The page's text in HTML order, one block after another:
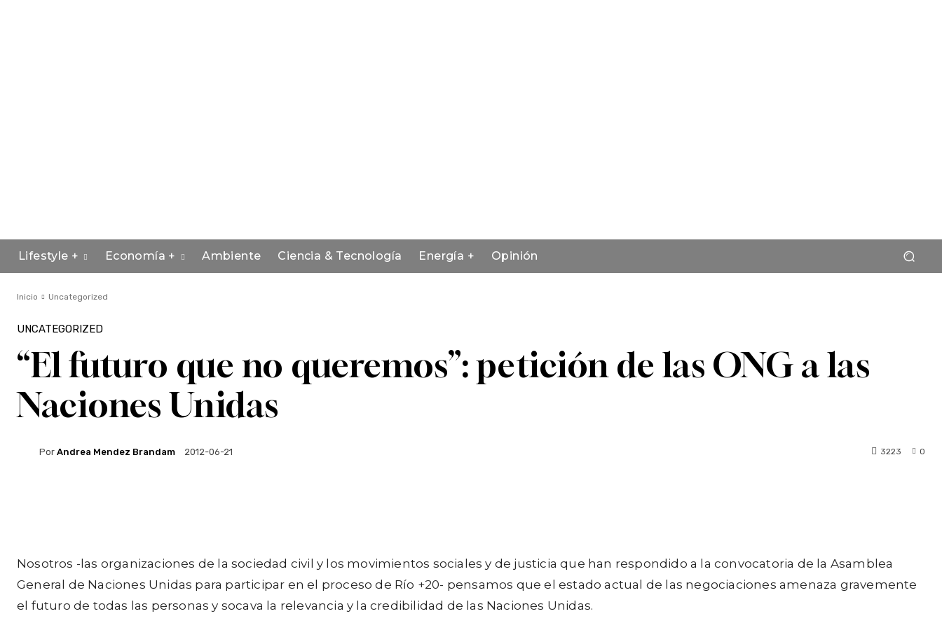
Lifestyle + Economía + Ambiente Ciencia & Tecnología Energía + Opinión
Inicio Uncategorized
UNCATEGORIZED
“El futuro que no queremos”: petición de las ONG a las
Naciones Unidas
Por Andrea Mendez Brandam 2012-06-21 0
3223
Nosotros -las organizaciones de la sociedad civil y los movimientos sociales y de justicia que han respondido a la convocatoria de la Asamblea
General de Naciones Unidas para participar en el proceso de Río +20- pensamos que el estado actual de las negociaciones amenaza gravemente
el futuro de todas las personas y socava la relevancia y la credibilidad de las Naciones Unidas.